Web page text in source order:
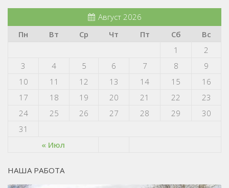
Август 2026
Пн
Вт Ср Чт Пт Сб Вс
« Июл
1
2
3
4 5 6 7 8
9
10
11 12 13 14 15
16
17
18 19 20 21 22
23
24
25 26 27 28 29
30
31
НАША РАБОТА